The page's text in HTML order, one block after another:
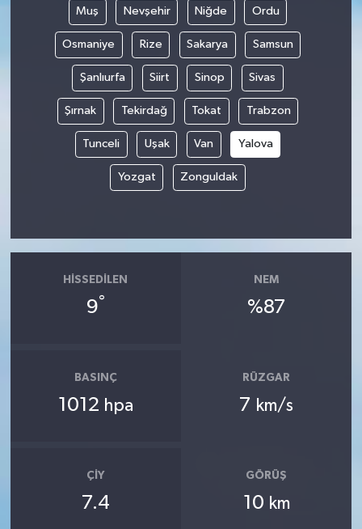
Muş Nevşehir Niğde Ordu
Osmaniye Rize Sakarya Samsun
Şanlıurfa Siirt Sinop Sivas
Şırnak Tekirdağ Tokat Trabzon
Tunceli Uşak Van Yalova
Yozgat Zonguldak
HISSEDILEN
9°
NEM
%87
BASINÇ
1012 hpa
RÜZGAR
7 km/s
ÇIY
7.4
GÖRÜŞ
10 km